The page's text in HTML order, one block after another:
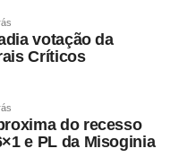
dos jogos é resultado
instituições. Ele
da Estácio Fapan, da
e de todos os
ao professor
ao paradesporto e
votação da
Críticos
do recesso
e PL da Misoginia